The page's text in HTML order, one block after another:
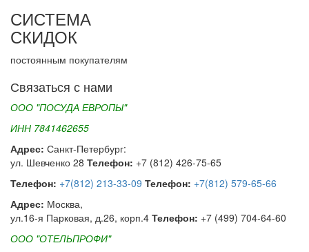
СИСТЕМА
СКИДОК
постоянным покупателям
Связаться с нами
ООО "ПОСУДА ЕВРОПЫ"
ИНН 7841462655
Адрес: Санкт-Петербург:
ул. Шевченко 28 Телефон: +7 (812) 426-75-65
Телефон: +7(812) 213-33-09 Телефон: +7(812) 579-65-66
Адрес: Москва,
ул.16-я Парковая, д.26, корп.4 Телефон: +7 (499) 704-64-60
ООО "ОТЕЛЬПРОФИ"